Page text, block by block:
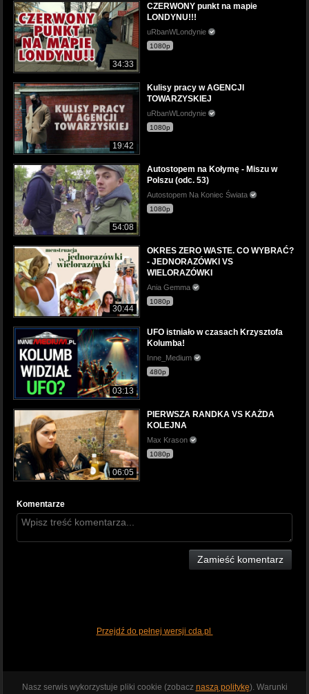
34:33
CZERWONY punkt na mapie
LONDYNU!!!
uRbanWLondynie
1080p
19:42
Kulisy pracy w AGENCJI
TOWARZYSKIEJ
uRbanWLondynie
1080p
54:08
Autostopem na Kołymę - Miszu w
Polszu (odc. 53)
Autostopem Na Koniec Świata
1080p
30:44
OKRES ZERO WASTE. CO WYBRAĆ?
- JEDNORAZÓWKI VS
WIELORAZÓWKI
Ania Gemma
1080p
03:13
UFO istniało w czasach Krzysztofa
Kolumba!
Inne_Medium
480p
06:05
PIERWSZA RANDKA VS KAŻDA
KOLEJNA
Max Krason
1080p
Komentarze
Zamieść komentarz
Przejdź do pełnej wersji cda.pl
Nasz serwis wykorzystuje pliki cookie (zobacz naszą politykę). Warunki